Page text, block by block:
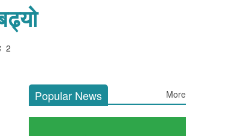
2
Popular News More